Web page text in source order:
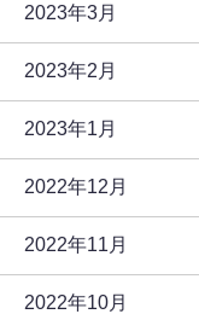
2023年3月
2023年2月
2023年1月
2022年12月
2022年11月
2022年10月